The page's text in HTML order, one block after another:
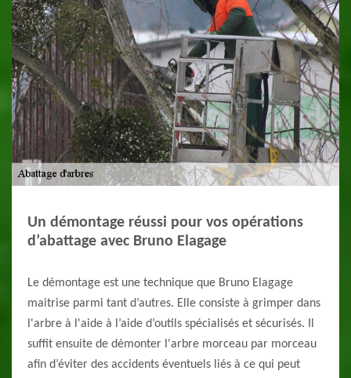
Un démontage réussi pour vos opérations
d’abattage avec Bruno Elagage
Le démontage est une technique que Bruno Elagage
maitrise parmi tant d’autres. Elle consiste à grimper dans
l'arbre à l'aide à l’aide d’outils spécialisés et sécurisés. Il
suffit ensuite de démonter l'arbre morceau par morceau
afin d’éviter des accidents éventuels liés à ce qui peut